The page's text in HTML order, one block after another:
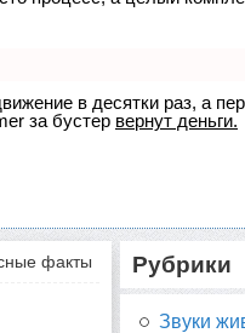
в десятки раз, а
за бустер вернут деньги.
факты Рубрики
Звуки